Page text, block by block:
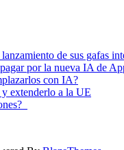
de sus gafas
por la nueva IA de
con IA?
extenderlo a la UE